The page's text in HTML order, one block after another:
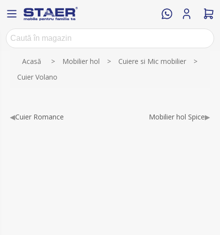
Acasă > Mobilier hol > Cuiere si Mic mobilier
>
Cuier Volano
◀Cuier Romance Mobilier hol Spice▶
Numele atributului Valoarea atributului